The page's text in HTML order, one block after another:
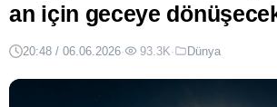
an için geceye
20:48 / 06.06.2026· 93.3K· Dünya